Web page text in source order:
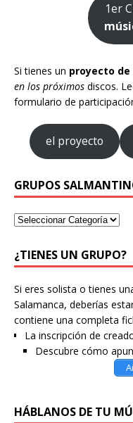
1er
Si tienes un proyecto
en los próximos discos.
formulario de
el proyecto
GRUPOS
¿TIENES UN GRUPO?
Si eres solista o tienes
Salamanca, deberías
contiene una completa
La inscripción de
Descubre cómo
HÁBLANOS DE TU